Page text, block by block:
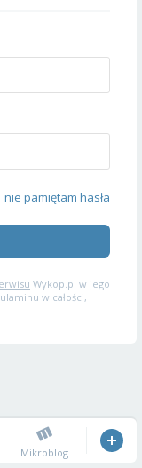
nie pamiętam hasła
Wykop.pl w jego
w całości,
Mikroblog